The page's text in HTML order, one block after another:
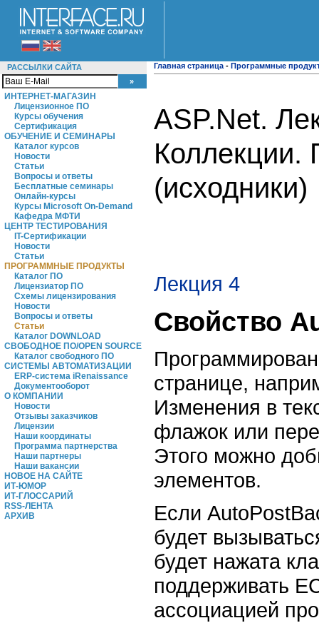
РАССЫЛКИ САЙТА
ИНТЕРНЕТ-МАГАЗИН
Лицензионное ПО
Курсы обучения
Сертификация
ОБУЧЕНИЕ И СЕМИНАРЫ
Каталог курсов
Новости
Статьи
Вопросы и ответы
Бесплатные семинары
Онлайн-курсы
Курсы Microsoft On-Demand
Кафедра МФТИ
ЦЕНТР ТЕСТИРОВАНИЯ
IT-Сертификации
Новости
Статьи
ПРОГРАММНЫЕ ПРОДУКТЫ
Каталог ПО
Лицензиатор ПО
Схемы лицензирования
Новости
Вопросы и ответы
Статьи
Каталог DOWNLOAD
СВОБОДНОЕ ПО/OPEN SOURCE
Каталог свободного ПО
СИСТЕМЫ АВТОМАТИЗАЦИИ
ERP-система iRenaissance
Документооборот
О КОМПАНИИ
Новости
Отзывы заказчиков
Лицензии
Наши координаты
Программа партнерства
Наши партнеры
Наши вакансии
НОВОЕ НА САЙТЕ
ИТ-ЮМОР
ИТ-ГЛОССАРИЙ
RSS-ЛЕНТА
АРХИВ
Главная страница - Программные
ASP.Net.
Коллекции.
(исходники)
Лекция 4
Свойство
странице,
Изменения в
флажок или
Этого можно
элементов.
Если
будет
будет нажата
поддерживать
ассоциацией